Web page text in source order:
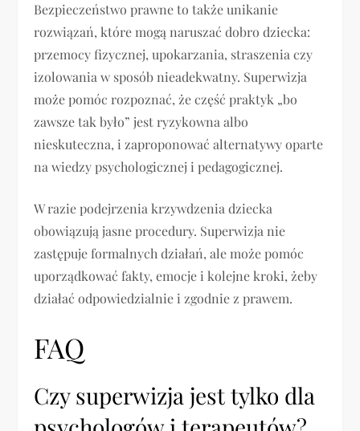
Bezpieczeństwo prawne to także unikanie
rozwiązań, które mogą naruszać dobro dziecka:
przemocy fizycznej, upokarzania, straszenia czy
izolowania w sposób nieadekwatny. Superwizja
może pomóc rozpoznać, że część praktyk „bo
zawsze tak było” jest ryzykowna albo
nieskuteczna, i zaproponować alternatywy oparte
na wiedzy psychologicznej i pedagogicznej.
W razie podejrzenia krzywdzenia dziecka
obowiązują jasne procedury. Superwizja nie
zastępuje formalnych działań, ale może pomóc
uporządkować fakty, emocje i kolejne kroki, żeby
działać odpowiedzialnie i zgodnie z prawem.
FAQ
Czy superwizja jest tylko dla